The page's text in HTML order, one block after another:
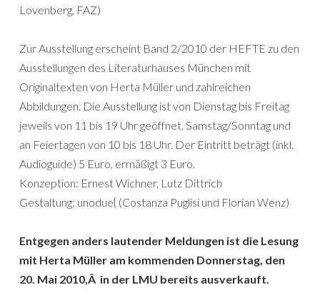
Lovenberg, FAZ)
Zur Ausstellung erscheint Band 2/2010 der HEFTE zu den
Ausstellungen des Literaturhauses München mit
Originaltexten von Herta Müller und zahlreichen
Abbildungen. Die Ausstellung ist von Dienstag bis Freitag
jeweils von 11 bis 19 Uhr geöffnet. Samstag/Sonntag und
an Feiertagen von 10 bis 18 Uhr. Der Eintritt beträgt (inkl.
Audioguide) 5 Euro, ermäßigt 3 Euro.
Konzeption: Ernest Wichner, Lutz Dittrich
Gestaltung: unodue{ (Costanza Puglisi und Florian Wenz)
Entgegen anders lautender Meldungen ist die Lesung
mit Herta Müller am kommenden Donnerstag, den
20. Mai 2010,Â in der LMU bereits ausverkauft.